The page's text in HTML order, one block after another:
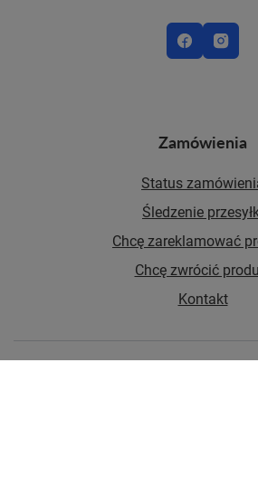
Zamówienia
Status
Śledzenie
Chcę zareklamować
Chcę zwrócić
Kontakt